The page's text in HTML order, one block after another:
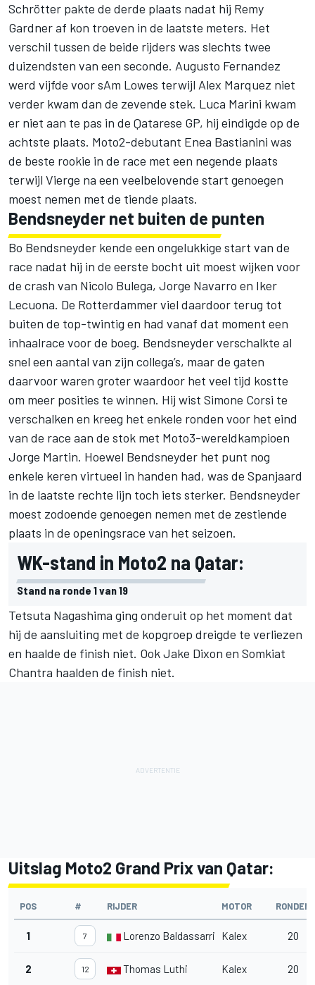
Schrötter pakte de derde plaats nadat hij Remy
Gardner af kon troeven in de laatste meters. Het
verschil tussen de beide rijders was slechts twee
duizendsten van een seconde. Augusto Fernandez
werd vijfde voor sAm Lowes terwijl Alex Marquez niet
verder kwam dan de zevende stek. Luca Marini kwam
er niet aan te pas in de Qatarese GP, hij eindigde op de
achtste plaats. Moto2-debutant Enea Bastianini was
de beste rookie in de race met een negende plaats
terwijl Vierge na een veelbelovende start genoegen
moest nemen met de tiende plaats.
Bendsneyder net buiten de punten
Bo Bendsneyder kende een ongelukkige start van de
race nadat hij in de eerste bocht uit moest wijken voor
de crash van Nicolo Bulega, Jorge Navarro en Iker
Lecuona. De Rotterdammer viel daardoor terug tot
buiten de top-twintig en had vanaf dat moment een
inhaalrace voor de boeg. Bendsneyder verschalkte al
snel een aantal van zijn collega’s, maar de gaten
daarvoor waren groter waardoor het veel tijd kostte
om meer posities te winnen. Hij wist Simone Corsi te
verschalken en kreeg het enkele ronden voor het eind
van de race aan de stok met Moto3-wereldkampioen
Jorge Martin. Hoewel Bendsneyder het punt nog
enkele keren virtueel in handen had, was de Spanjaard
in de laatste rechte lijn toch iets sterker. Bendsneyder
moest zodoende genoegen nemen met de zestiende
plaats in de openingsrace van het seizoen.
WK-stand in Moto2 na Qatar:
Stand na ronde 1 van 19
Tetsuta Nagashima ging onderuit op het moment dat
hij de aansluiting met de kopgroep dreigde te verliezen
en haalde de finish niet. Ook Jake Dixon en Somkiat
Chantra haalden de finish niet.
Uitslag Moto2 Grand Prix van Qatar:
POS # RIJDER MOTOR RONDEN
1 7 Lorenzo Baldassarri Kalex 20
2 12 Thomas Luthi Kalex 20